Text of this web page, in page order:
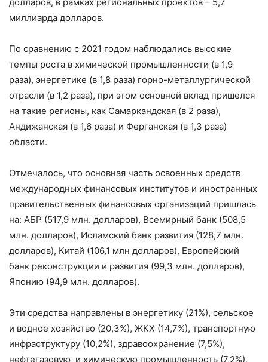
миллиарда долларов.
По сравнению с 2021 годом наблюдались высокие
темпы роста в химической промышленности (в 1,9
раза), энергетике (в 1,8 раза) горно-металлургической
отрасли (в 1,2 раза), при этом основной вклад пришелся
на такие регионы, как Самаркандская (в 2 раза),
Андижанская (в 1,6 раза) и Ферганская (в 1,3 раза)
области.
Отмечалось, что основная часть освоенных средств
международных финансовых институтов и иностранных
правительственных финансовых организаций пришлась
на: АБР (517,9 млн. долларов), Всемирный банк (508,5
млн. долларов), Исламский банк развития (128,7 млн.
долларов), Китай (106,1 млн долларов), Европейский
банк реконструкции и развития (99,3 млн. долларов),
Японию (94,9 млн. долларов).
Эти средства направлены в энергетику (21%), сельское
и водное хозяйство (20,3%), ЖКХ (14,7%), транспортную
инфраструктуру (10,2%), здравоохранение (7,5%),
нефтегазовую и химическую промышленность (7,2%),